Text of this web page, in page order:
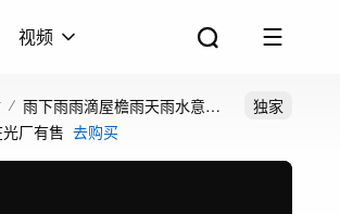
视频
雨下雨雨滴屋檐雨天雨水意境
古镇水滴雨景酒
独家
厂有售 去购买